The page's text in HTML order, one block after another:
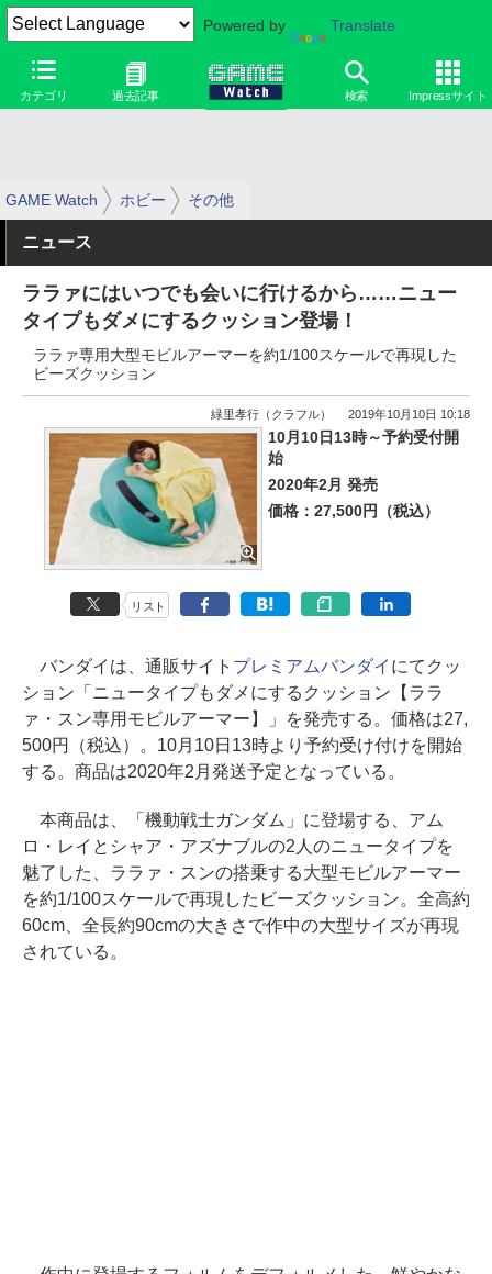
Powered by Translate
カテゴリ 過去記事 検索 Impressサイト
GAME Watch ホビー その他
ニュース
ララァにはいつでも会いに行けるから……ニュー
タイプもダメにするクッション登場！
ララァ専用大型モビルアーマーを約1/100スケールで再現した
ビーズクッション
緑里孝行（クラフル） 2019年10月10日 10:18
10月10日13時～予約受付開
始
2020年2月 発売
価格：27,500円（税込）
リスト
バンダイは、通販サイト プレミアムバンダイ にてクッ
ション「ニュータイプもダメにするクッション【ララ
ァ・スン専用モビルアーマー】」を発売する。価格は27,
500円（税込）。10月10日13時より予約受け付けを開始
する。商品は2020年2月発送予定となっている。
本商品は、「機動戦士ガンダム」に登場する、アム
ロ・レイとシャア・アズナブルの2人のニュータイプを
魅了した、ララァ・スンの搭乗する大型モビルアーマー
を約1/100スケールで再現したビーズクッション。全高約
60cm、全長約90cmの大きさで作中の大型サイズが再現
されている。